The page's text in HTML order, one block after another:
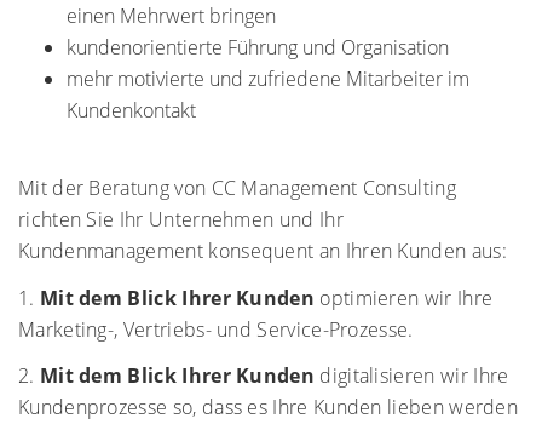
einen Mehrwert bringen
kundenorientierte Führung und Organisation
mehr motivierte und zufriedene Mitarbeiter im
Kundenkontakt
Mit der Beratung von CC Management Consulting
richten Sie Ihr Unternehmen und Ihr
Kundenmanagement konsequent an Ihren Kunden aus:
1. Mit dem Blick Ihrer Kunden optimieren wir Ihre
Marketing-, Vertriebs- und Service-Prozesse.
2. Mit dem Blick Ihrer Kunden digitalisieren wir Ihre
Kundenprozesse so, dass es Ihre Kunden lieben werden